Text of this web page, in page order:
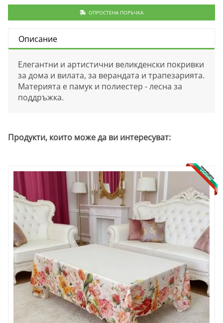
ОПРОСТЕНА ПОРЪЧКА
Описание
Елегантни и артистични великденски покривки
за дома и вилата, за верандата и трапезарията.
Материята е памук и полиестер - лесна за
поддръжка.
Продукти, които може да ви интересуват: